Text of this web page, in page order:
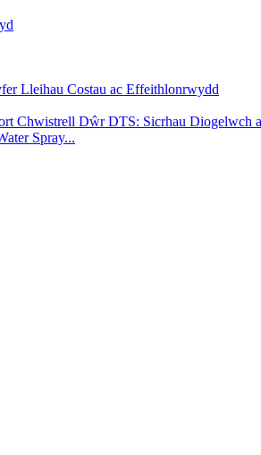
Spray...